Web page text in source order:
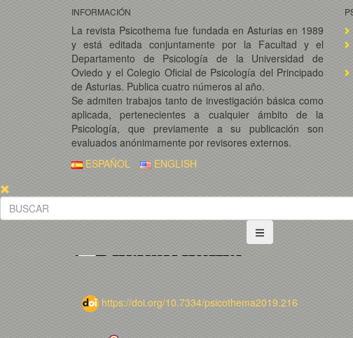
INFORMACIÓN
La revista Psicothema fue fundada en Asturias en 1989
y está editada conjuntamente por la Facultad y el
Departamento de Psicología de la Universidad de
Oviedo y el Colegio Oficial de Psicología del Principado
de Asturias. Publica cuatro números al año.
Se admiten trabajos tanto de investigación básica como
aplicada, pertenecientes a cualquier ámbito de la
Psicología, que previamente a su publicación son
evaluados anónimamente por revisores externos.
ESPAÑOL ENGLISH
https://doi.org/10.7334/psicothema2019.216